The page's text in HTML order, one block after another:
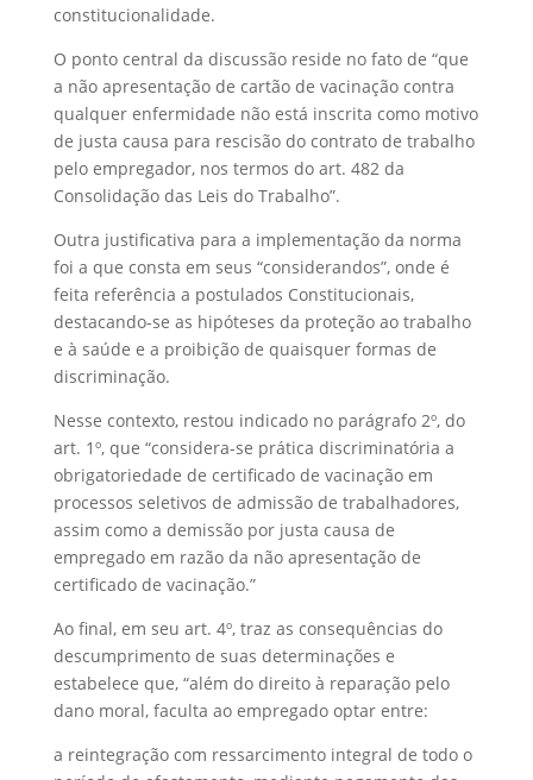
constitucionalidade.
O ponto central da discussão reside no fato de “que
a não apresentação de cartão de vacinação contra
qualquer enfermidade não está inscrita como motivo
de justa causa para rescisão do contrato de trabalho
pelo empregador, nos termos do art. 482 da
Consolidação das Leis do Trabalho”.
Outra justificativa para a implementação da norma
foi a que consta em seus “considerandos”, onde é
feita referência a postulados Constitucionais,
destacando-se as hipóteses da proteção ao trabalho
e à saúde e a proibição de quaisquer formas de
discriminação.
Nesse contexto, restou indicado no parágrafo 2º, do
art. 1º, que “considera-se prática discriminatória a
obrigatoriedade de certificado de vacinação em
processos seletivos de admissão de trabalhadores,
assim como a demissão por justa causa de
empregado em razão da não apresentação de
certificado de vacinação.”
Ao final, em seu art. 4º, traz as consequências do
descumprimento de suas determinações e
estabelece que, “além do direito à reparação pelo
dano moral, faculta ao empregado optar entre:
a reintegração com ressarcimento integral de todo o